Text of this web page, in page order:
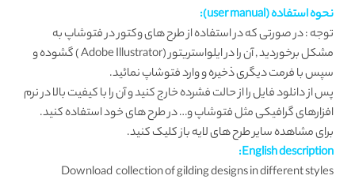
نحوه استفاده (user manual):
توجه : در صورتی که در استفاده از طرح های وکتور در فتوشاپ به
مشکل برخوردید , آن را در ایلواستریتور (Adobe Illustrator ) گشوده و
سپس با فرمت دیگری ذخیره و وارد فتوشاپ نمائید.
پس از دانلود فایل را از حالت فشرده خارج کنید و آن را با کیفیت بالا در نرم
افزارهای گرافیکی مثل فتوشاپ و… در طرح های خود استفاده کنید.
برای مشاهده سایر طرح های لایه باز کلیک کنید.
English description:
Download collection of gilding designs in different styles